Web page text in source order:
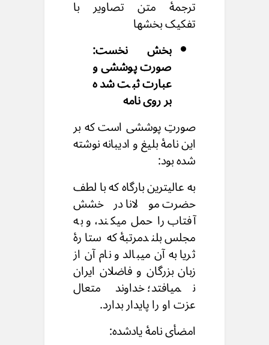
ترجمهٔ متن تصاویر با
تفکیک بخشها
بخش نخست:
صورت پوششی و
عبارت ثبت شده
بر روی نامه
صورتِ پوششی است که بر
این نامهٔ بلیغ و ادیبانه نوشته
شده بود:
به عالیترین بارگاه که با لطف
حضرت مولانا درخشش
آفتاب را حمل میکند، و به
مجلس بلندمرتبۀ که ستارهٔ
ثریا به آن میبالد و نام آن از
زبان بزرگان و فاضلان ایران
نمیافتد؛ خداوند متعال
عزت او را پایدار بدارد.
امضأی نامهٔ یادشده: